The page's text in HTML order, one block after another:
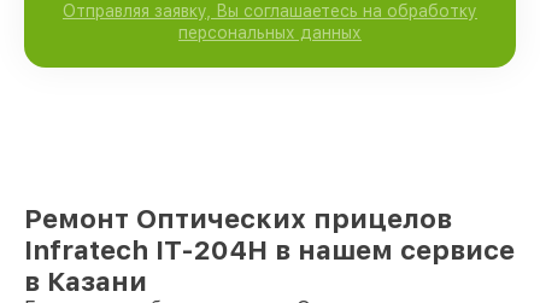
Отправляя заявку, Вы соглашаетесь на обработку
персональных данных
Ремонт Оптических прицелов
Infratech IT-204H в нашем сервисе
в Казани